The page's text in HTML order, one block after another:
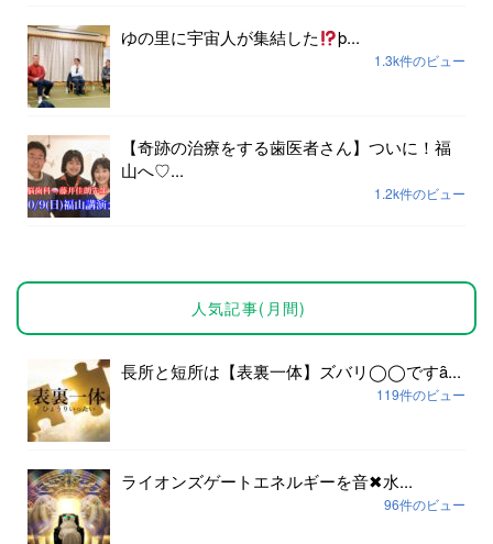
ゆの里に宇宙人が集結した þ...
1.3k件のビュー
【奇跡の治療をする歯医者さん】ついに！福
山へ♡...
1.2k件のビュー
人気記事(月間)
長所と短所は【表裏一体】ズバリ◯◯ですȃ...
119件のビュー
ライオンズゲートエネルギーを音✖︎水...
96件のビュー